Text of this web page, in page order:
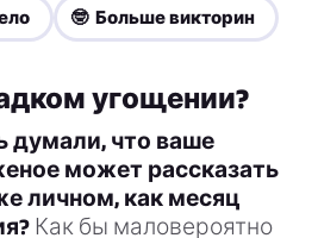
🤓 Больше викторин
угощении?
думали, что ваше
может рассказать
личном, как месяц
Как бы маловероятно